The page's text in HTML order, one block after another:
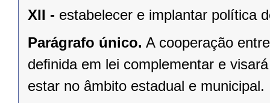
XII - estabelecer e implantar política
Parágrafo único. A cooperação
deﬁnida em lei complementar e
estar no âmbito estadual e municipal.